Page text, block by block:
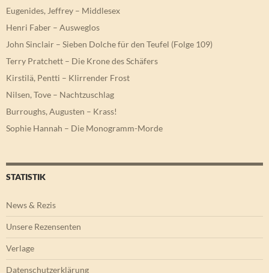
Eugenides, Jeffrey – Middlesex
Henri Faber – Ausweglos
John Sinclair – Sieben Dolche für den Teufel (Folge 109)
Terry Pratchett – Die Krone des Schäfers
Kirstilä, Pentti – Klirrender Frost
Nilsen, Tove – Nachtzuschlag
Burroughs, Augusten – Krass!
Sophie Hannah – Die Monogramm-Morde
STATISTIK
News & Rezis
Unsere Rezensenten
Verlage
Datenschutzerklärung